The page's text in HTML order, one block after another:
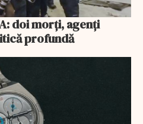
doi morți, agenți
profundă